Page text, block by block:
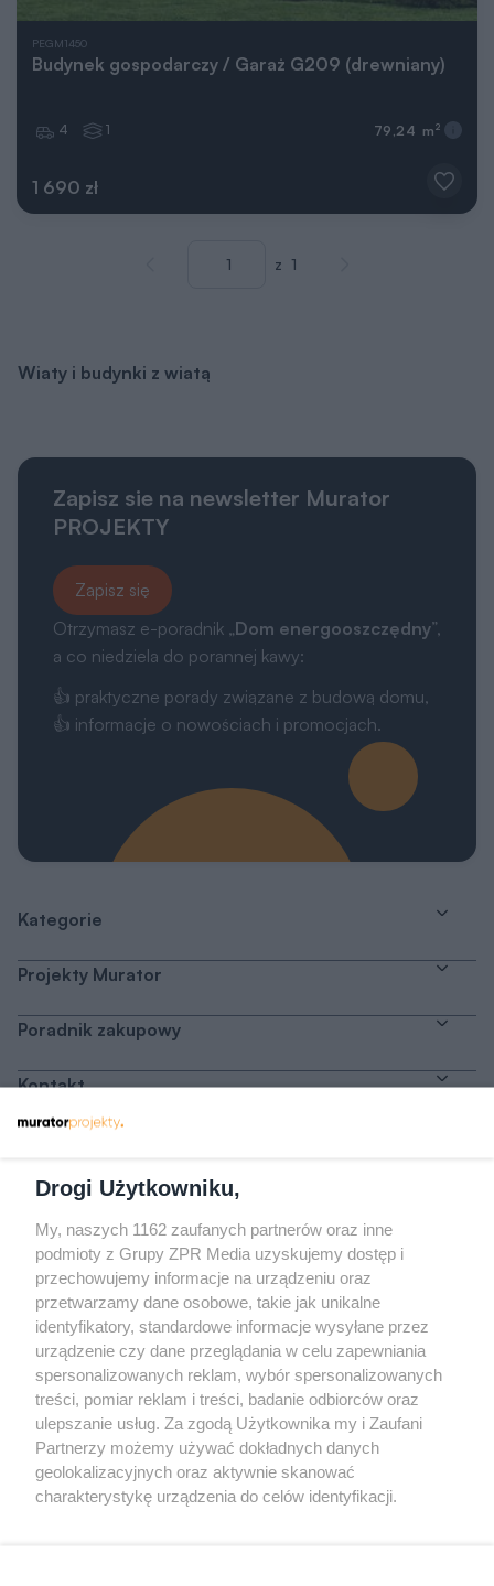
PEGM1450
Budynek gospodarczy / Garaż G209 (drewniany)
1 690 zł
4 1 79,24 m 2
Przejdź do poprzedniej strony
z 1
Wiaty i budynki z wiatą
Zapisz sie na newsletter Murator
PROJEKTY
Zapisz się
Otrzymasz e-poradnik „Dom energooszczędny”,
a co niedziela do porannej kawy:
👍 praktyczne porady związane z budową domu,
👍 informacje o nowościach i promocjach.
Kategorie
Projekty Murator
Poradnik zakupowy
Kontakt
Odwiedź grupę na Facebooku
Gdybym budował drugi raz - mądry Polak
przed budową
Forum Muratora
Drogi Użytkowniku,
My, naszych 1162 zaufanych partnerów oraz inne
podmioty z Grupy ZPR Media uzyskujemy dostęp i
przechowujemy informacje na urządzeniu oraz
przetwarzamy dane osobowe, takie jak unikalne
identyfikatory, standardowe informacje wysyłane przez
urządzenie czy dane przeglądania w celu zapewniania
spersonalizowanych reklam, wybór spersonalizowanych
treści, pomiar reklam i treści, badanie odbiorców oraz
ulepszanie usług. Za zgodą Użytkownika my i Zaufani
Partnerzy możemy używać dokładnych danych
geolokalizacyjnych oraz aktywnie skanować
charakterystykę urządzenia do celów identyfikacji.